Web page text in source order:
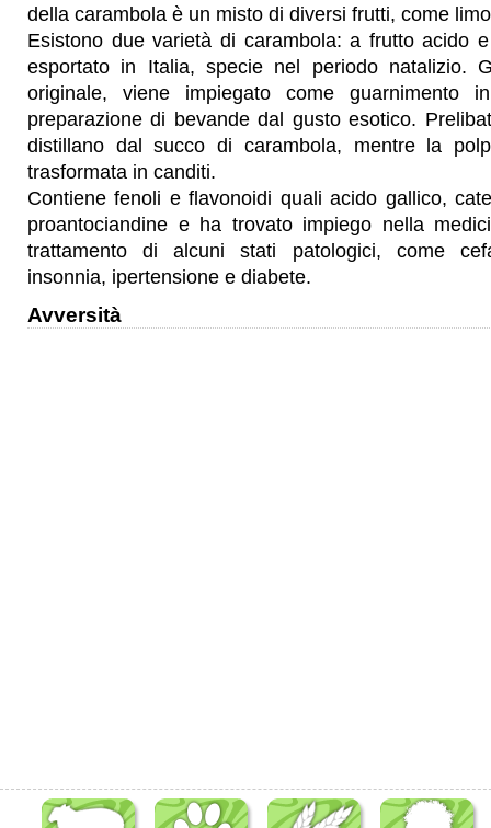
della carambola è un misto di diversi frutti, come
Esistono due varietà di carambola: a frutto acido
esportato in Italia, specie nel periodo natalizio.
originale, viene impiegato come guarnimento
preparazione di bevande dal gusto esotico.
distillano dal succo di carambola, mentre la
trasformata in canditi.
Contiene fenoli e flavonoidi quali acido gallico,
proantociandine e ha trovato impiego nella
trattamento di alcuni stati patologici, come
insonnia, ipertensione e diabete.
Avversità